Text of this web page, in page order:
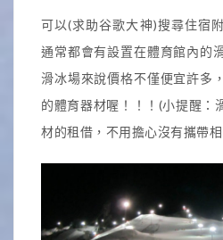
可以(求助谷歌大神)搜尋住宿
通常都會有設置在體育館內的
滑冰場來說價格不僅便宜許多
的體育器材喔！！！(小提醒：
材的租借，不用擔心沒有攜帶